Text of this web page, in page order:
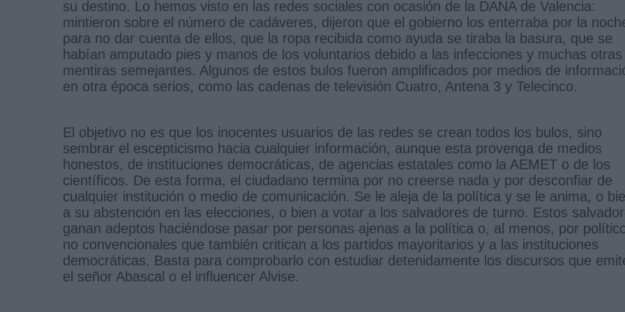
su destino. Lo hemos visto en las redes sociales con ocasión de la DANA de Valencia:
mintieron sobre el número de cadáveres, dijeron que el gobierno los enterraba por la
para no dar cuenta de ellos, que la ropa recibida como ayuda se tiraba la basura, que se
habían amputado pies y manos de los voluntarios debido a las infecciones y muchas otras
mentiras semejantes. Algunos de estos bulos fueron amplificados por medios de
en otra época serios, como las cadenas de televisión Cuatro, Antena 3 y Telecinco.
El objetivo no es que los inocentes usuarios de las redes se crean todos los bulos, sino
sembrar el escepticismo hacia cualquier información, aunque esta provenga de medios
honestos, de instituciones democráticas, de agencias estatales como la AEMET o de los
científicos. De esta forma, el ciudadano termina por no creerse nada y por desconfiar de
cualquier institución o medio de comunicación. Se le aleja de la política y se le anima, o
a su abstención en las elecciones, o bien a votar a los salvadores de turno. Estos
ganan adeptos haciéndose pasar por personas ajenas a la política o, al menos, por
no convencionales que también critican a los partidos mayoritarios y a las instituciones
democráticas. Basta para comprobarlo con estudiar detenidamente los discursos que
el señor Abascal o el influencer Alvise.